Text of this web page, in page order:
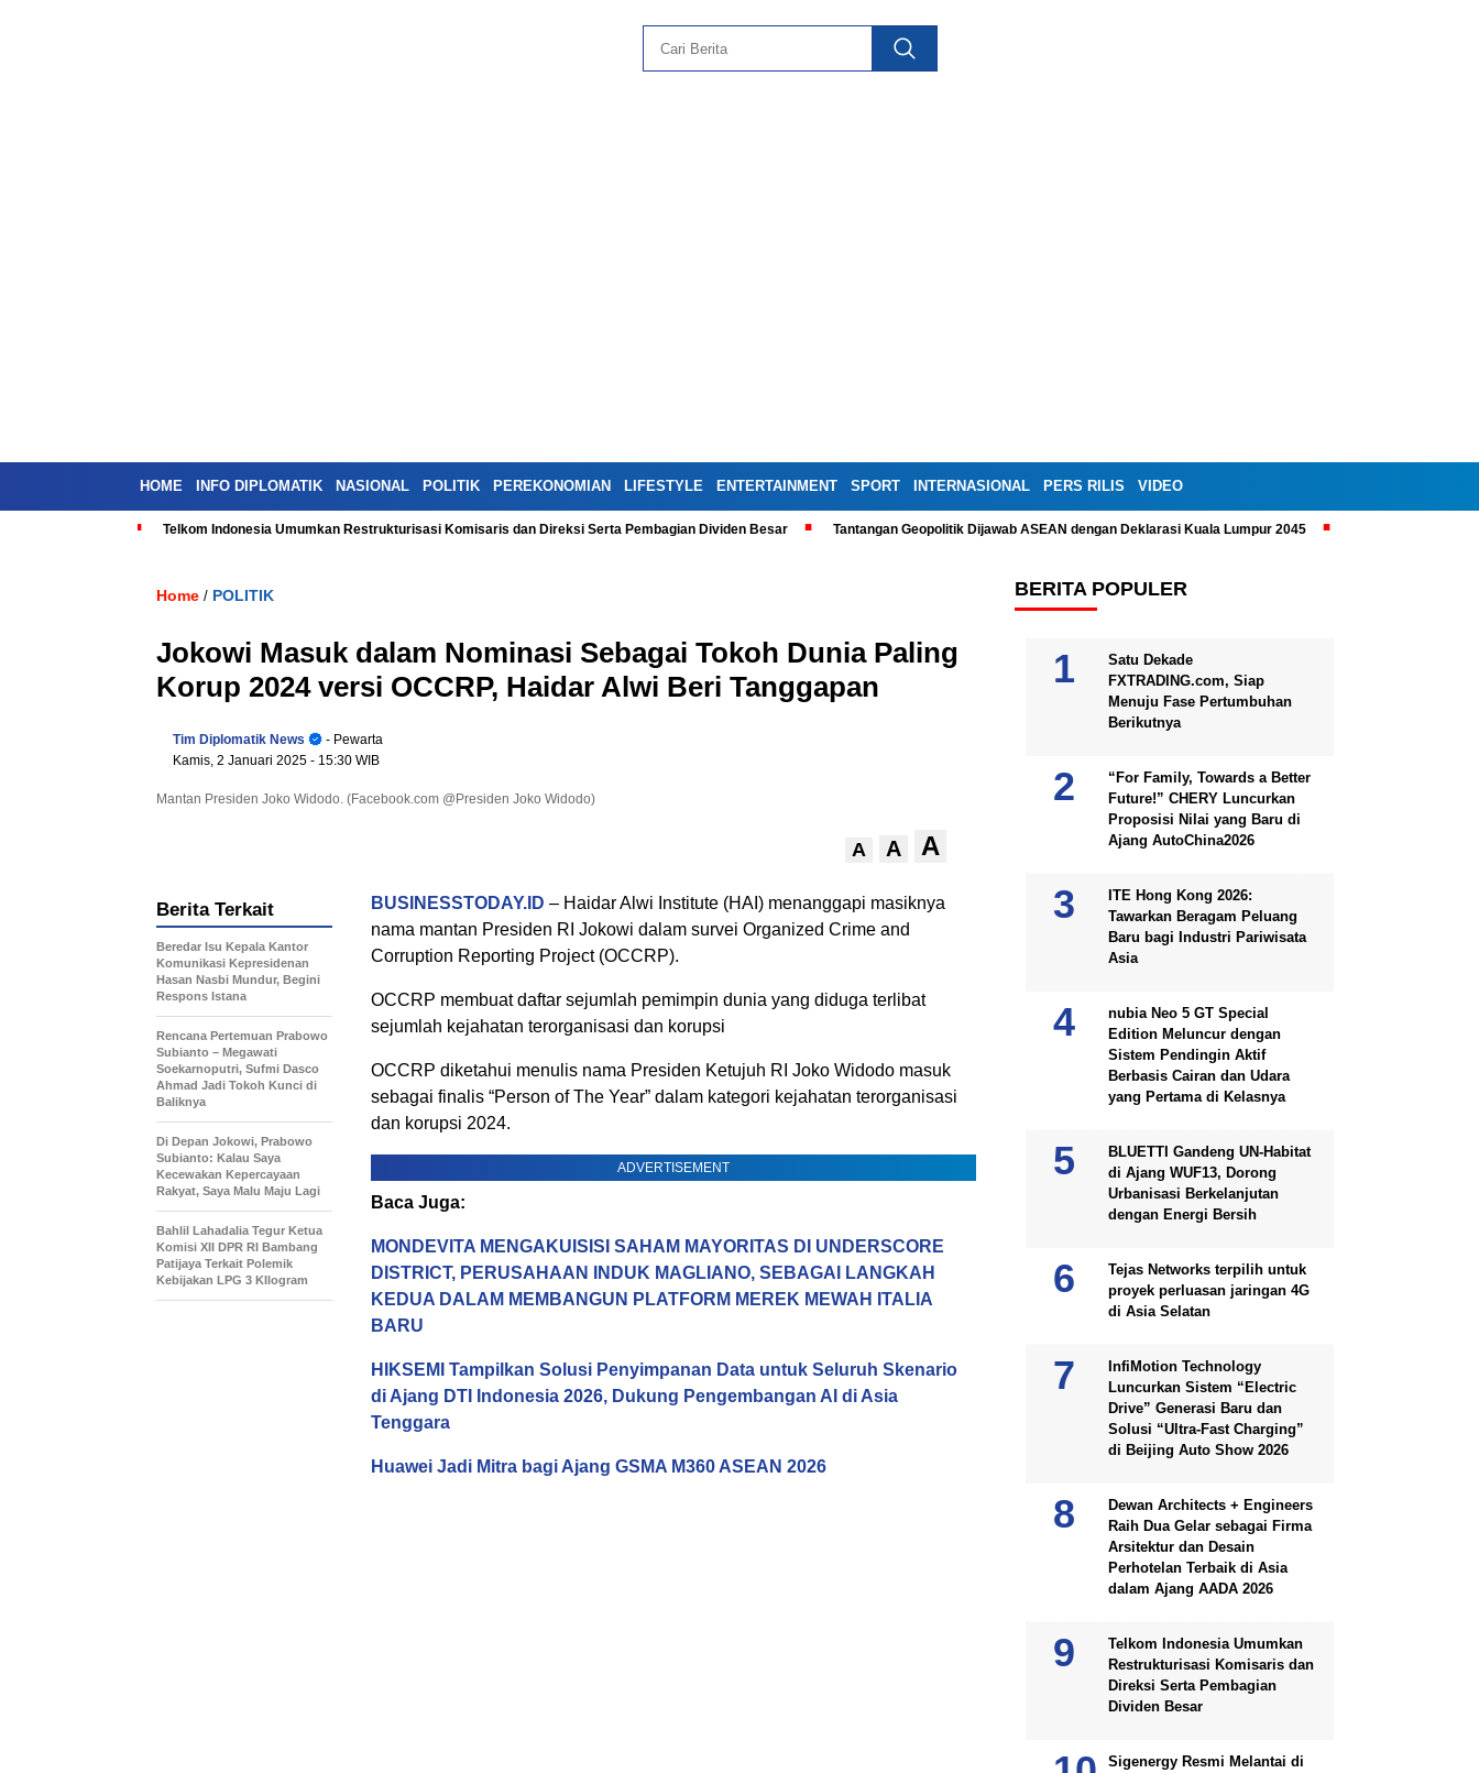
HOME INFO DIPLOMATIK NASIONAL POLITIK PEREKONOMIAN LIFESTYLE ENTERTAINMENT SPORT INTERNASIONAL PERS RILIS VIDEO
Telkom Indonesia Umumkan Restrukturisasi Komisaris dan Direksi Serta Pembagian Dividen Besar Tantangan Geopolitik Dijawab ASEAN dengan Deklarasi Kuala Lumpur 2045
Home / POLITIK
Jokowi Masuk dalam Nominasi Sebagai Tokoh Dunia Paling
Korup 2024 versi OCCRP, Haidar Alwi Beri Tanggapan
Tim Diplomatik News
- Pewarta
Kamis, 2 Januari 2025 - 15:30 WIB
Mantan Presiden Joko Widodo. (Facebook.com @Presiden Joko Widodo)
A A A
BUSINESSTODAY.ID – Haidar Alwi Institute (HAI) menanggapi masiknya
nama mantan Presiden RI Jokowi dalam survei Organized Crime and
Corruption Reporting Project (OCCRP).
OCCRP membuat daftar sejumlah pemimpin dunia yang diduga terlibat
sejumlah kejahatan terorganisasi dan korupsi
OCCRP diketahui menulis nama Presiden Ketujuh RI Joko Widodo masuk
sebagai finalis “Person of The Year” dalam kategori kejahatan terorganisasi
dan korupsi 2024.
ADVERTISEMENT
Baca Juga:
MONDEVITA MENGAKUISISI SAHAM MAYORITAS DI UNDERSCORE
DISTRICT, PERUSAHAAN INDUK MAGLIANO, SEBAGAI LANGKAH
KEDUA DALAM MEMBANGUN PLATFORM MEREK MEWAH ITALIA
BARU
HIKSEMI Tampilkan Solusi Penyimpanan Data untuk Seluruh Skenario
di Ajang DTI Indonesia 2026, Dukung Pengembangan AI di Asia
Tenggara
Huawei Jadi Mitra bagi Ajang GSMA M360 ASEAN 2026
Berita Terkait
Beredar Isu Kepala Kantor
Komunikasi Kepresidenan
Hasan Nasbi Mundur, Begini
Respons Istana
Rencana Pertemuan Prabowo
Subianto – Megawati
Soekarnoputri, Sufmi Dasco
Ahmad Jadi Tokoh Kunci di
Baliknya
Di Depan Jokowi, Prabowo
Subianto: Kalau Saya
Kecewakan Kepercayaan
Rakyat, Saya Malu Maju Lagi
Bahlil Lahadalia Tegur Ketua
Komisi XII DPR RI Bambang
Patijaya Terkait Polemik
Kebijakan LPG 3 KIlogram
BERITA POPULER
Satu Dekade
FXTRADING.com, Siap
Menuju Fase Pertumbuhan
Berikutnya
“For Family, Towards a Better
Future!” CHERY Luncurkan
Proposisi Nilai yang Baru di
Ajang AutoChina2026
ITE Hong Kong 2026:
Tawarkan Beragam Peluang
Baru bagi Industri Pariwisata
Asia
nubia Neo 5 GT Special
Edition Meluncur dengan
Sistem Pendingin Aktif
Berbasis Cairan dan Udara
yang Pertama di Kelasnya
BLUETTI Gandeng UN-Habitat
di Ajang WUF13, Dorong
Urbanisasi Berkelanjutan
dengan Energi Bersih
Tejas Networks terpilih untuk
proyek perluasan jaringan 4G
di Asia Selatan
InfiMotion Technology
Luncurkan Sistem “Electric
Drive” Generasi Baru dan
Solusi “Ultra-Fast Charging”
di Beijing Auto Show 2026
Dewan Architects + Engineers
Raih Dua Gelar sebagai Firma
Arsitektur dan Desain
Perhotelan Terbaik di Asia
dalam Ajang AADA 2026
Telkom Indonesia Umumkan
Restrukturisasi Komisaris dan
Direksi Serta Pembagian
Dividen Besar
Sigenergy Resmi Melantai di